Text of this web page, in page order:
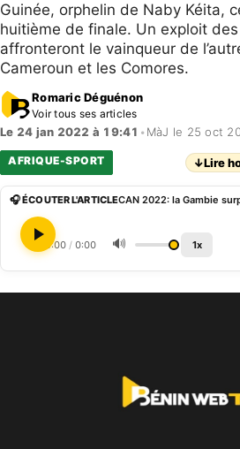
Guinée, orphelin de Naby Kéita,
huitième de finale. Un exploit
affronteront le vainqueur de
Cameroun et les Comores.
Romaric Déguénon
Voir tous ses articles
Le 24 jan 2022 à 19:41 • MàJ le 25 oct
AFRIQUE-SPORT ↓Lire
🎧 ÉCOUTER L'ARTICLE
0:00 / 0:00 🔊 1x